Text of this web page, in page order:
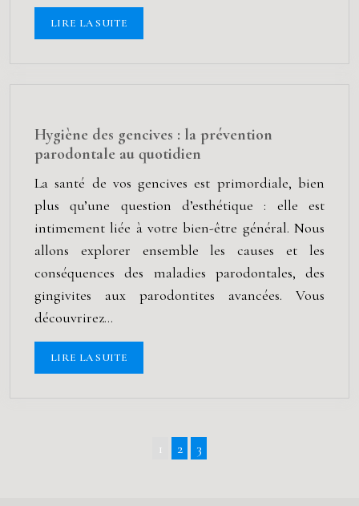
LIRE LA SUITE
Hygiène des gencives : la prévention
parodontale au quotidien
La santé de vos gencives est primordiale, bien
plus qu’une question d’esthétique : elle est
intimement liée à votre bien-être général. Nous
allons explorer ensemble les causes et les
conséquences des maladies parodontales, des
gingivites aux parodontites avancées. Vous
découvrirez…
LIRE LA SUITE
1 2 3